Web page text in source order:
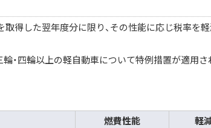
得した翌年度分に限り、その性能に応じ税率を
・四輪以上の軽自動車について特例措置が適用さ
燃費性能 軽